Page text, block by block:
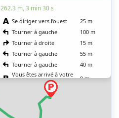
262.3 m, 3 min 30 s
Se diriger vers l’ouest
25 m
Tourner à gauche
100 m
Tourner à droite
15 m
Tourner à gauche
55 m
Tourner à gauche
40 m
Vous êtes arrivé à votre
0 m